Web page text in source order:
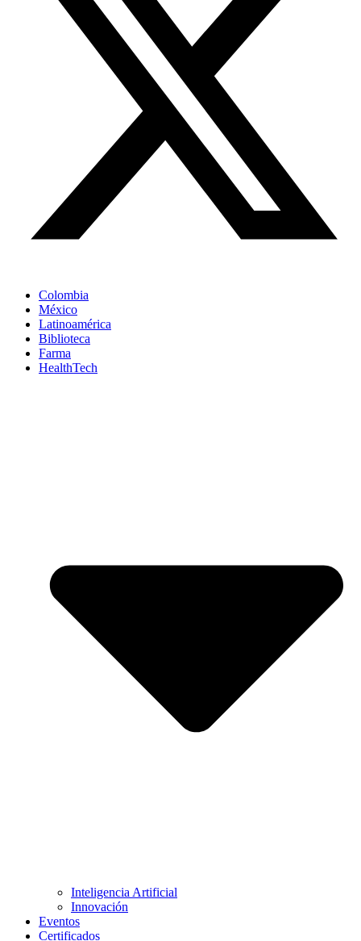
Colombia
México
Latinoamérica
Biblioteca
Farma
HealthTech
Inteligencia Artificial
Innovación
Eventos
Certificados